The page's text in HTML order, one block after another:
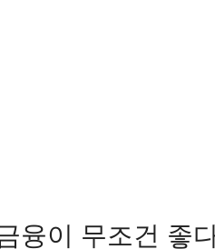
융이 무조건 좋